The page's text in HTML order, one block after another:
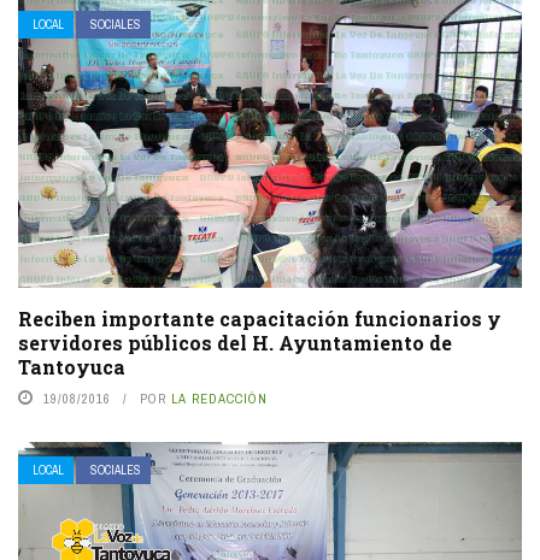
LOCAL SOCIALES
Reciben importante capacitación funcionarios y
servidores públicos del H. Ayuntamiento de
Tantoyuca
19/08/2016 POR LA REDACCIÓN
LOCAL SOCIALES